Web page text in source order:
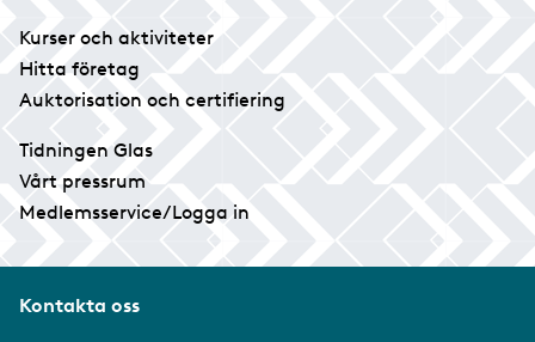
Kurser och aktiviteter
Hitta företag
Auktorisation och certifiering
Tidningen Glas
Vårt pressrum
Medlemsservice/Logga in
Kontakta oss